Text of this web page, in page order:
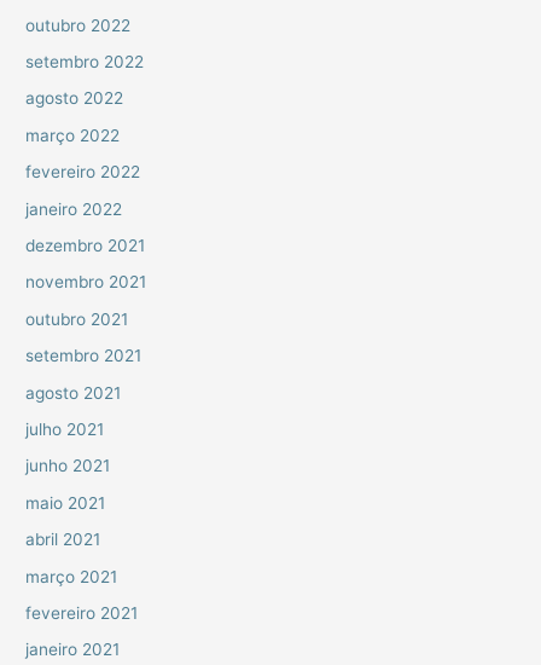
outubro 2022
setembro 2022
agosto 2022
março 2022
fevereiro 2022
janeiro 2022
dezembro 2021
novembro 2021
outubro 2021
setembro 2021
agosto 2021
julho 2021
junho 2021
maio 2021
abril 2021
março 2021
fevereiro 2021
janeiro 2021